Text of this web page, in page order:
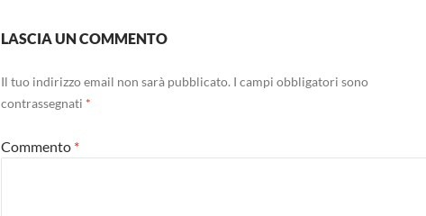
LASCIA UN COMMENTO
Il tuo indirizzo email non sarà pubblicato. I campi obbligatori sono
contrassegnati *
Commento *